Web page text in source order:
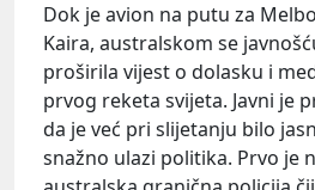
Dok je avion na putu za
Kaira, australskom se
proširila vijest o dolasku i
prvog reketa svijeta. Javni je
da je već pri slijetanju bilo
snažno ulazi politika. Prvo je